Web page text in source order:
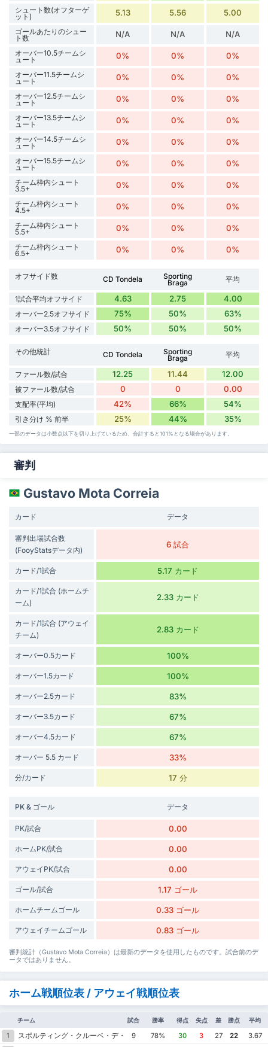
シュート数(オフターゲ
ット) 5.13 5.56 5.00
ゴールあたりのシュー
ト数 N/A N/A N/A
オーバー10.5チームシ
ュート 0% 0% 0%
オーバー11.5チームシ
ュート 0% 0% 0%
オーバー12.5チームシ
ュート 0% 0% 0%
オーバー13.5チームシ
ュート 0% 0% 0%
オーバー14.5チームシ
ュート 0% 0% 0%
オーバー15.5チームシ
ュート 0% 0% 0%
チーム枠内シュート
3.5+ 0% 0% 0%
チーム枠内シュート
4.5+ 0% 0% 0%
チーム枠内シュート
5.5+ 0% 0% 0%
チーム枠内シュート
6.5+ 0% 0% 0%
オフサイド数 CD Tondela Sporting
Braga 平均
1試合平均オフサイド 4.63 2.75 4.00
オーバー2.5オフサイド 75% 50% 63%
オーバー3.5オフサイド 50% 50% 50%
その他統計 CD Tondela Sporting
Braga 平均
ファール数/試合 12.25 11.44 12.00
被ファール数/試合 0 0 0.00
支配率(平均) 42% 66% 54%
引き分け % 前半 25% 44% 35%
一部のデータは小数点以下を切り上げているため、合計すると101%となる場合があります。
審判
Gustavo Mota Correia
カード データ
審判出場試合数
(FooyStatsデータ内)
6 試合
カード/1試合 5.17 カード
カード/1試合 (ホームチ
ーム)
2.33 カード
カード/1試合 (アウェイ
チーム)
2.83 カード
オーバー0.5カード 100%
オーバー1.5カード 100%
オーバー2.5カード 83%
オーバー3.5カード 67%
オーバー4.5カード 67%
オーバー 5.5 カード 33%
分/カード 17 分
PK & ゴール データ
PK/試合 0.00
ホームPK/試合 0.00
アウェイPK/試合 0.00
ゴール/試合 1.17 ゴール
ホームチームゴール 0.33 ゴール
アウェイチームゴール 0.83 ゴール
審判統計（Gustavo Mota Correia）は最新のデータを使用したものです。試合前のデ
ータではありません。
ホーム戦順位表 / アウェイ戦順位表
チーム 試合 勝率 得点 失点 差 勝点 平均
1 スポルティング・クルーベ・デ・ポルトゥガル
9 78% 30 3 27 22 3.67